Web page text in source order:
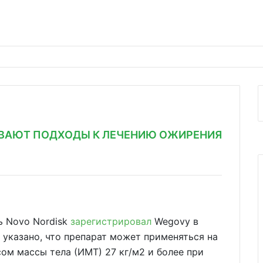
ПОДХОДЫ К ЛЕЧЕНИЮ ОЖИРЕНИЯ
Novo Nordisk зарегистрировал Wegovy в
что препарат может применяться на
массы тела (ИМТ) 27 кг/м2 и более при